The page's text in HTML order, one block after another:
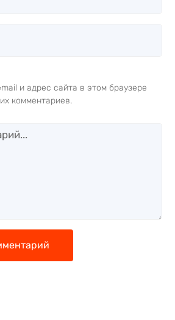
и адрес сайта в этом браузере
комментариев.